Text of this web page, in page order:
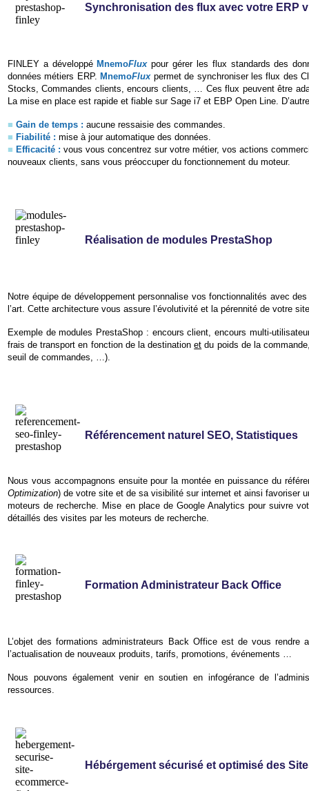
Synchronisation des flux avec votre ERP
FINLEY a développé MnemoFluxpour gérer les flux standards des
données métiers ERP. MnemoFluxpermet de synchroniser les flux des
Stocks, Commandes clients, encours clients, … Ces flux peuvent être
La mise en place est rapide et fiable sur Sage i7 et EBP Open Line.
■ Gain de temps : aucune ressaisie des commandes.
■ Fiabilité : mise à jour automatique des données.
■ Efficacité : vous vous concentrez sur votre métier, vos actions
nouveaux clients, sans vous préoccuper du fonctionnement du moteur.
Réalisation de modules PrestaShop
Notre équipe de développement personnalise vos fonctionnalités avec
l’art. Cette architecture vous assure l’évolutivité et la pérennité de votre
Exemple de modules PrestaShop : encours client, encours multi-
frais de transport en fonction de la destinationet du poids de la commande
seuil de commandes, …).
Référencement naturel SEO, Statistiques
Nous vous accompagnons ensuite pour la montée en puissance du
Optimization) de votre site et de sa visibilité sur internet et ainsi favoriser
moteurs de recherche. Mise en place de Google Analytics pour suivre
détaillés des visites par les moteurs de recherche.
Formation Administrateur Back Office
L’objet des formations administrateurs Back Office est de vous rendre
l’actualisation de nouveaux produits, tarifs, promotions, événements …
Nous pouvons également venir en soutien en infogérance de
ressources.
Hébérgement sécurisé et optimisé des